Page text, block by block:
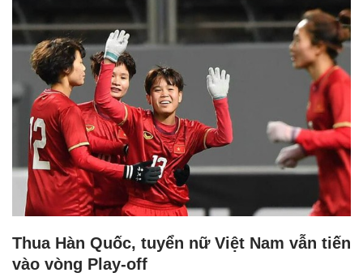
Thua Hàn Quốc, tuyển nữ Việt Nam vẫn tiến
vào vòng Play-off